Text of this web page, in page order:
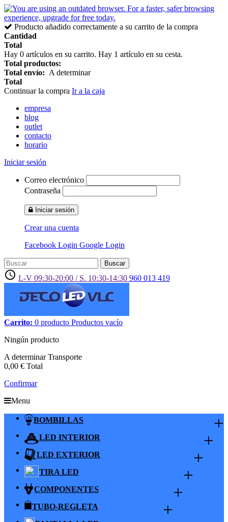
Producto añadido correctamente a su carrito de la compra
Cantidad
Total
Hay 0 artículos en su carrito. Hay 1 artículo en su cesta.
Total productos:
Total envío: A determinar
Total
Continuar la compra Ir a la caja
empresa
blog
outlet
contacto
horario
Iniciar sesión
Correo electrónico
Contraseña
Iniciar sesión
Crear una cuenta
Facebook Login Google Login
Buscar
access_time L-V 09:30-20:00 / S. 10:30-14:30 960 013 419
Carrito: 0 producto Productos vacío
Ningún producto
A determinarTransporte
0,00 € Total
Confirmar
Menu
BOMBILLAS +
LED INTERIOR +
LED EXTERIOR +
TIRA LED +
COMPONENTES +
TUBO-REGLETA +